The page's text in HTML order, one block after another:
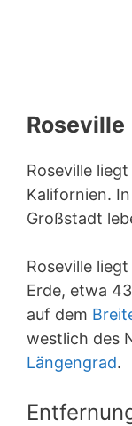
Roseville
Roseville liegt
Kalifornien.
Großstadt
Roseville
Erde, etwa
auf dem
westlich des
Längengrad.